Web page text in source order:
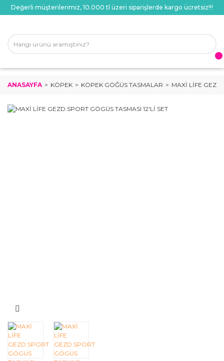
Değerli müşterilerimiz, 10.000 tl üzeri siparişlerde kargo ücretsiz!!!
ANASAYFA KÖPEK KÖPEK GÖĞÜS TASMALAR MAXİ LİFE